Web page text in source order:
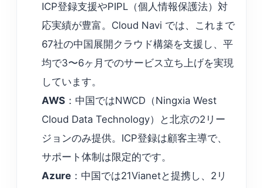
ICP登録支援やPIPL（個人情報保護法）対
応実績が豊富。Cloud Navi では、これまで
67社の中国展開クラウド構築を支援し、平
均で3〜6ヶ月でのサービス立ち上げを実現
しています。
AWS ：中国ではNWCD（Ningxia West
Cloud Data Technology）と北京の2リー
ジョンのみ提供。ICP登録は顧客主導で、
サポート体制は限定的です。
Azure ：中国では21Vianetと提携し、2リ